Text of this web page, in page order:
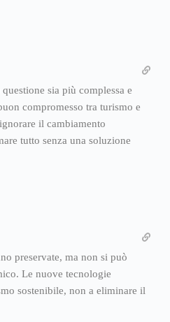
sia più complessa e
compromesso tra turismo e
il cambiamento
tutto senza una soluzione
preservate, ma non si può
Le nuove tecnologie
sostenibile, non a eliminare il